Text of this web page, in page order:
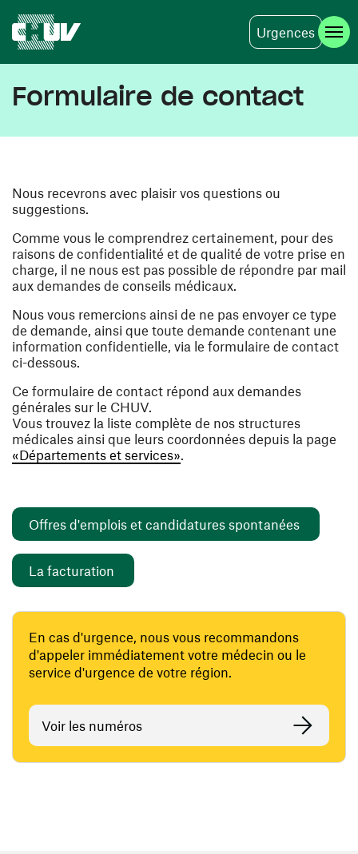
Urgences
Formulaire de contact
Nous recevrons avec plaisir vos questions ou
suggestions.
Comme vous le comprendrez certainement, pour des
raisons de confidentialité et de qualité de votre prise en
charge, il ne nous est pas possible de répondre par mail
aux demandes de conseils médicaux.
Nous vous remercions ainsi de ne pas envoyer ce type
de demande, ainsi que toute demande contenant une
information confidentielle, via le formulaire de contact
ci-dessous.
Ce formulaire de contact répond aux demandes
générales sur le CHUV.
Vous trouvez la liste complète de nos structures
médicales ainsi que leurs coordonnées depuis la page
«Départements et services».
Offres d'emplois et candidatures spontanées
La facturation
En cas d'urgence, nous vous recommandons
d'appeler immédiatement votre médecin ou le
service d'urgence de votre région.
Voir les numéros